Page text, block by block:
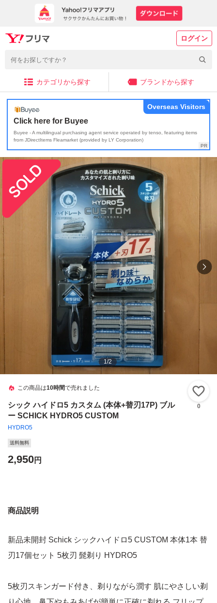
ログイン
カテゴリから探す ブランドから探す
Click here for Buyee
Buyee - A multilingual purchasing agent service operated by tenso, featuring items
from JDirectItems Fleamarket (provided by LY Corporation)
Overseas Visitors
1/2
この商品は10時間で売れました
シック ハイドロ5 カスタム (本体+替刃17P) ブル
ー SCHICK HYDRO5 CUSTOM
HYDRO5
0
送料無料
2,950円
商品説明
新品未開封 Schick シックハイドロ5 CUSTOM 本体1本 替
刃17個セット 5枚刃 髭剃り HYDRO5
5枚刃スキンガード付き、剃りながら潤す 肌にやさしい剃